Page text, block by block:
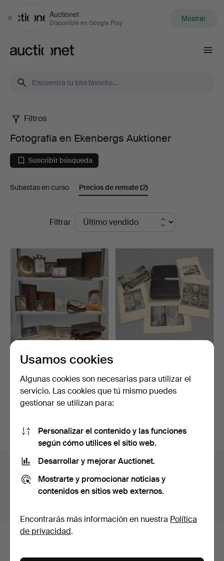
Cerrar
Auctionet
Disponible en Google Play Mostrar
Fotografía
en
Ekenbergs
Auktioner
Filtros
Fotografía en Ekenbergs Auktioner
Suscribir búsqueda
Subastas en curso Precios de remate(2)
remate
Filtrar
FOTOGRAFÍAS, lote, entre
Subastado 8 jun 2026
17 pujas
158 USD
Subastado 16 abr 2026
1 puja
Suscribir búsqueda
Archivo de subastas
Estás buscando en el archivo de subastas concluidas.
Usamos cookies
Algunas cookies son necesarias para utilizar el
servicio. Las cookies que tú mismo puedes
gestionar se utilizan para:
Personalizar el contenido y las funciones
según cómo utilices el sitio web.
Desarrollar y mejorar Auctionet.
Mostrarte y promocionar noticias y
contenidos en sitios web externos.
Encontrarás más información en nuestra Política
de privacidad.